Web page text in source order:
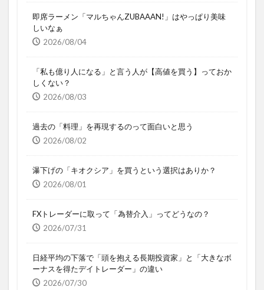
即席ラーメン「マルちゃんZUBAAAN!」はやっぱり美味
しいなぁ
2026/08/04
「私も億り人になる」と言う人が【高値を買う】っておか
しくない？
2026/08/03
過去の「料理」を再現するのって面白いと思う
2026/08/02
瀑下げの「キオクシア」を買うという選択はありか？
2026/08/01
FXトレーダーに取って「為替介入」ってどうなの？
2026/07/31
日経平均の下落で「頭を抱える長期投資家」と「大きなボ
ーナスを得たデイトレーダー」の違い
2026/07/30